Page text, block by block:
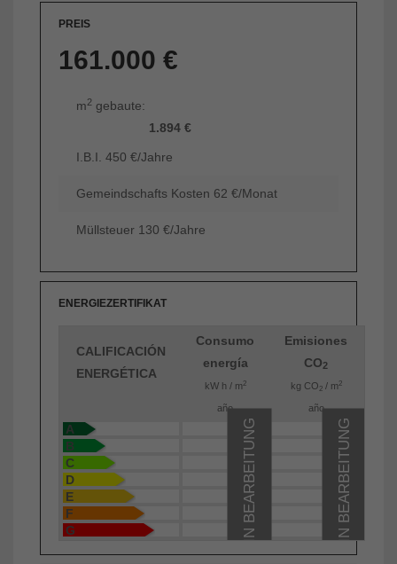
PREIS
161.000 €
m2 gebaute:
1.894 €
I.B.I. 450 €/Jahre
Gemeindschafts Kosten 62 €/Monat
Müllsteuer 130 €/Jahre
ENERGIEZERTIFIKAT
CALIFICACIÓN
ENERGÉTICA
Consumo
energía
kW h / m2
año
Emisiones
CO2
kg CO 2/ m2
año
A
B
C
D
E
F
G
IN BEARBEITUNG
IN BEARBEITUNG